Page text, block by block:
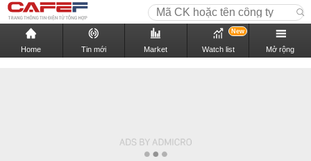
Home Tin mới Market Watch list
New
Mở rộng